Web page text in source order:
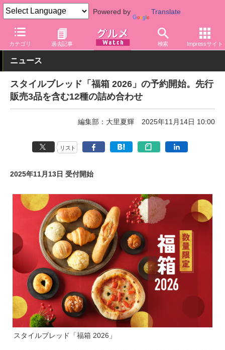
Powered by Translate
カテゴリ 過去記事 検索 Impressサイト
グルメ Watch 食品 パン・シリアル
ニュース
スタイルブレッド「福箱 2026」の予約開始。先行
販売3品を含む12種の詰め合わせ
編集部：大里夏輝 2025年11月14日 10:00
リスト
2025年11月13日 受付開始
スタイルブレッド「福箱 2026」